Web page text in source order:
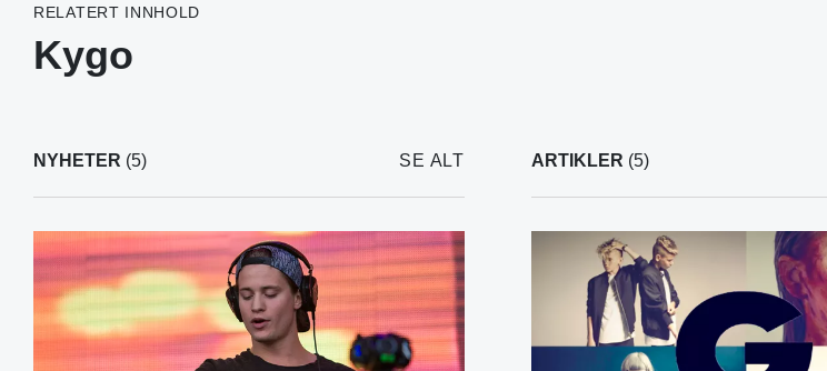
RELATERT INNHOLD
Kygo
NYHETER (5) SE ALT ARTIKLER (5)